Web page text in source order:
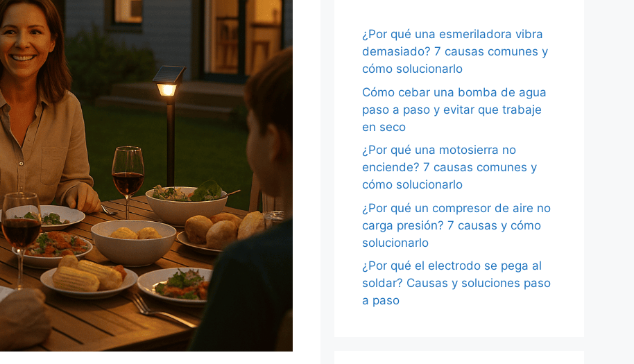
¿Por qué una esmeriladora vibra
demasiado? 7 causas comunes y
cómo solucionarlo
Cómo cebar una bomba de agua
paso a paso y evitar que trabaje
en seco
¿Por qué una motosierra no
enciende? 7 causas comunes y
cómo solucionarlo
¿Por qué un compresor de aire no
carga presión? 7 causas y cómo
solucionarlo
¿Por qué el electrodo se pega al
soldar? Causas y soluciones paso
a paso